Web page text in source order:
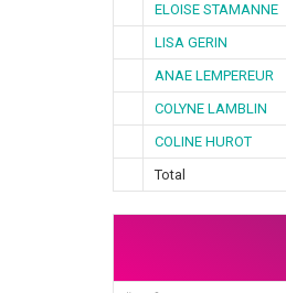
ELOISE STAMANNE
LISA GERIN
ANAE LEMPEREUR
COLYNE LAMBLIN
COLINE HUROT
Total